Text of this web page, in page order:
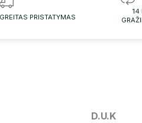
GREITAS PRISTATYMAS
14
D.U.K